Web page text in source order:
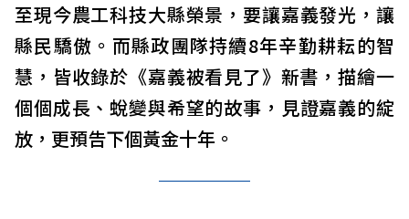
至現今農工科技大縣榮景，要讓嘉義發光，讓
縣民驕傲。而縣政團隊持續8年辛勤耕耘的智
慧，皆收錄於《嘉義被看見了》新書，描繪一
個個成長、蛻變與希望的故事，見證嘉義的綻
放，更預告下個黃金十年。